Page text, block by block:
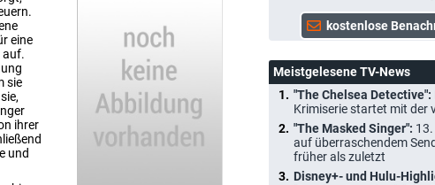
eine
auf.
sie
ihrer
und
Meistgelesene TV-News
"The Chelsea Detective":
Krimiserie startet mit der
"The Masked Singer":
auf überraschendem
früher als zuletzt
Disney+- und Hulu-